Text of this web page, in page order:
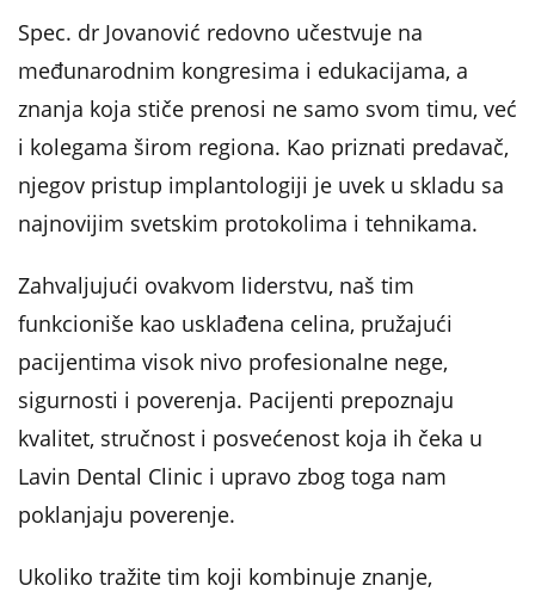
Spec. dr Jovanović redovno učestvuje na
međunarodnim kongresima i edukacijama, a
znanja koja stiče prenosi ne samo svom timu, već
i kolegama širom regiona. Kao priznati predavač,
njegov pristup implantologiji je uvek u skladu sa
najnovijim svetskim protokolima i tehnikama.
Zahvaljujući ovakvom liderstvu, naš tim
funkcioniše kao usklađena celina, pružajući
pacijentima visok nivo profesionalne nege,
sigurnosti i poverenja. Pacijenti prepoznaju
kvalitet, stručnost i posvećenost koja ih čeka u
Lavin Dental Clinic i upravo zbog toga nam
poklanjaju poverenje.
Ukoliko tražite tim koji kombinuje znanje,